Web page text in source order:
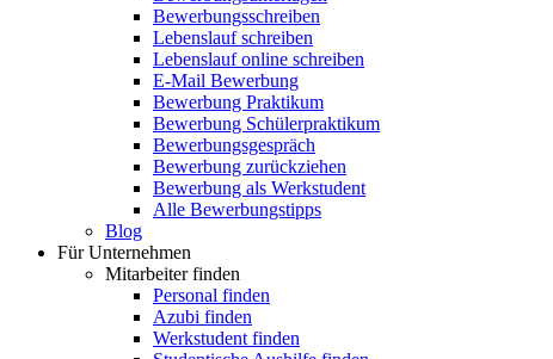
Bewerbungsschreiben
Lebenslauf schreiben
Lebenslauf online schreiben
E-Mail Bewerbung
Bewerbung Praktikum
Bewerbung Schülerpraktikum
Bewerbungsgespräch
Bewerbung zurückziehen
Bewerbung als Werkstudent
Alle Bewerbungstipps
Blog
Für Unternehmen
Mitarbeiter finden
Personal finden
Azubi finden
Werkstudent finden